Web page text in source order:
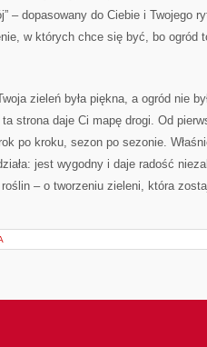
– dopasowany do Ciebie i Twojego
w których chce się być, bo ogród
zieleń była piękna, a ogród nie
strona daje Ci mapę drogi. Od
po kroku, sezon po sezonie.
jest wygodny i daje radość
– o tworzeniu zieleni, która